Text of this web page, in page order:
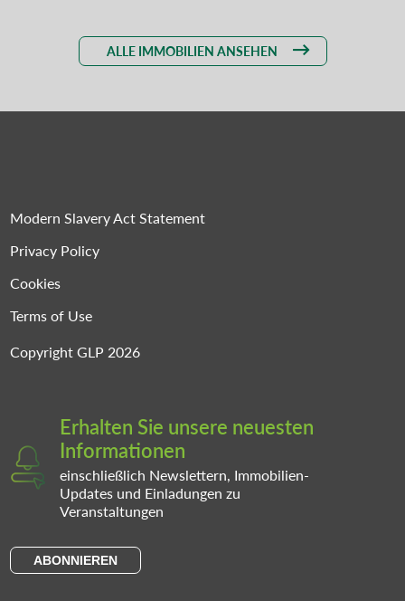
ALLE IMMOBILIEN ANSEHEN
Modern Slavery Act Statement
Privacy Policy
Cookies
Terms of Use
Copyright GLP 2026
Erhalten Sie unsere neuesten
Informationen
einschließlich Newslettern, Immobilien-
Updates und Einladungen zu
Veranstaltungen
ABONNIEREN